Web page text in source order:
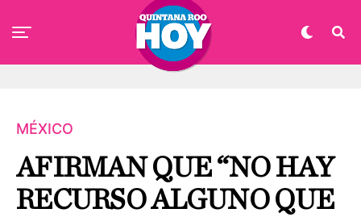
MÉXICO
AFIRMAN QUE “NO HAY
RECURSO ALGUNO QUE